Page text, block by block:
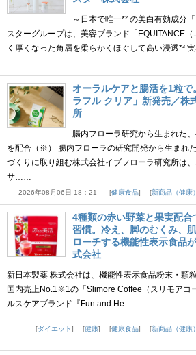
～日本で唯一*² の美白有効成分
スターグループは、美容ブランド「EQUITANCE
く厚くなった角層を柔らかくほぐして高い浸透*³
オーラルケアと腸活を1粒
ラフル クリア」新発売／株
所
腸内フローラ研究から生まれた
を配合（※） 腸内フローラの研究開発から生まれ
づくりに取り組む株式会社イブフローラ研究所は
サ……
2026年08月06日 18：21 健康食品 新商品（健康）
4種類の赤い野菜と果実配
習慣。冷え、脚のむくみ、
ローチする機能性表示食品
式会社
新日本製薬 株式会社は、機能性表示食品粉末・顆
国内売上No.1※1の「Slimore Coffee（スリモアコ
ルスケアブランド『Fun and He……
ダイエット
健康 健康食品 新商品（健康）